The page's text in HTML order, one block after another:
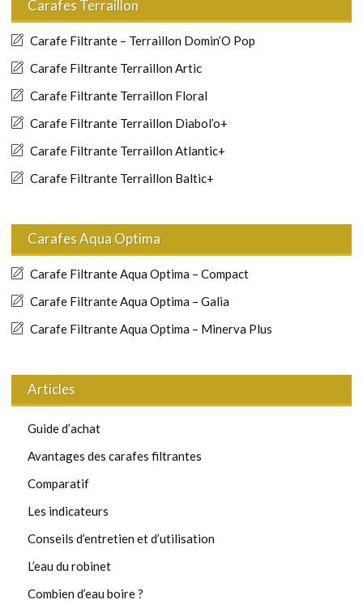
Carafes Terraillon
Carafe Filtrante – Terraillon Domin’O Pop
Carafe Filtrante Terraillon Artic
Carafe Filtrante Terraillon Floral
Carafe Filtrante Terraillon Diabol’o+
Carafe Filtrante Terraillon Atlantic+
Carafe Filtrante Terraillon Baltic+
Carafes Aqua Optima
Carafe Filtrante Aqua Optima – Compact
Carafe Filtrante Aqua Optima – Galia
Carafe Filtrante Aqua Optima – Minerva Plus
Articles
Guide d’achat
Avantages des carafes filtrantes
Comparatif
Les indicateurs
Conseils d’entretien et d’utilisation
L’eau du robinet
Combien d’eau boire ?